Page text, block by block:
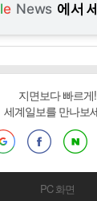
le News 에서
지면보다 빠르게!
세계일보를 만나보
PC 화면